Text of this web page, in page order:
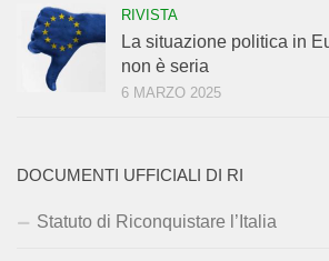
RIVISTA
La situazione politica in
non è seria
6 MARZO 2025
DOCUMENTI UFFICIALI DI RI
Statuto di Riconquistare l’Italia